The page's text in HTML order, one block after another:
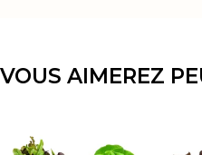
VOUS AIMEREZ